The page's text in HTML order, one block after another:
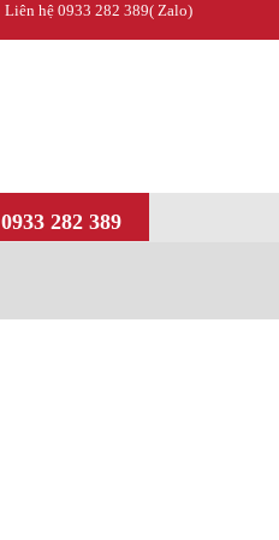
Liên hệ 0933 282 389( Zalo)
0933 282 389